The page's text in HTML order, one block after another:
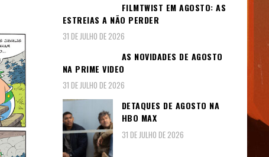
FILMTWIST EM AGOSTO: AS
ESTREIAS A NÃO PERDER
31 DE JULHO DE 2026
AS NOVIDADES DE AGOSTO
NA PRIME VIDEO
31 DE JULHO DE 2026
DETAQUES DE AGOSTO NA
HBO MAX
31 DE JULHO DE 2026